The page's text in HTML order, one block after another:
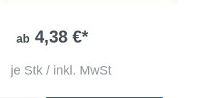
ab 4,38 €*
je Stk / inkl. MwSt